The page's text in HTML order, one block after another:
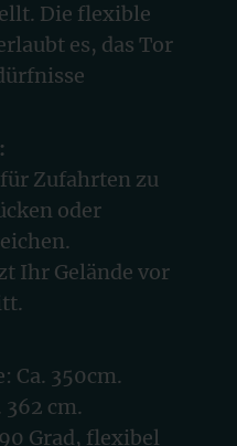
Die flexible
es, das Tor
Zufahrten zu
oder
Ihr Gelände vor
Ca. 350cm.
362 cm.
Grad, flexibel